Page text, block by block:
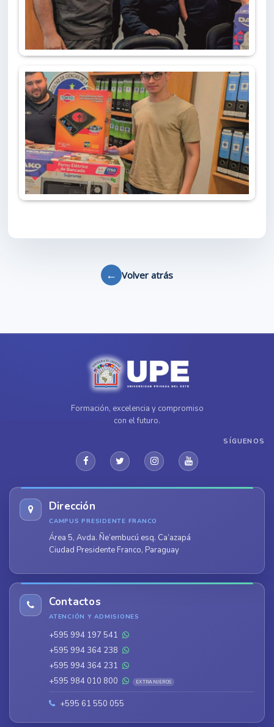
← Volver atrás
Formación, excelencia y compromiso
con el futuro.
SÍGUENOS
Dirección
CAMPUS PRESIDENTE FRANCO
Área 5, Avda. Ñe’embucú esq. Ca’azapá
Ciudad Presidente Franco, Paraguay
Contactos
ATENCIÓN Y ADMISIONES
+595 994 197 541
+595 994 364 238
+595 994 364 231
+595 984 010 800
EXTRANJEROS
+595 61 550 055